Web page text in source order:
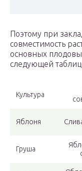
Поэтому при
совместимость
основных
следующей
Культура
Яблоня
Груша